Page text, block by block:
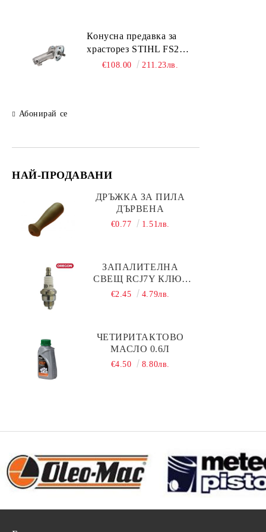
Подаръчни комплектиКонусна предавка за
храсторез STIHL FS261;
FS361; FS461; FS491
€108.00 211.23лв.
Абонирай се
НАЙ-ПРОДАВАНИ
ДРЪЖКА ЗА ПИЛА
ДЪРВЕНА
€0.77 1.51лв.
ЗАПАЛИТЕЛНА
СВЕЩ RCJ7Y КЛЮЧ
19 OREGON
€2.45 4.79лв.
ЧЕТИРИТАКТОВО
МАСЛО 0.6Л
€4.50 8.80лв.